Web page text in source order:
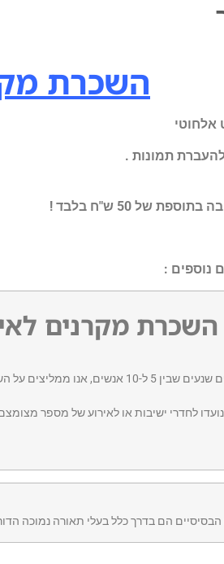
השכרת
אלחוטי
תמונות .
של 50 ש"ח בלבד !
נוספים :
מקרנים
השכרת מקרן בסיסי נועד עבור אירועים שנעים
לחדרי ישיבות או לאירוע של מספר
הם בדרך כלל בעלי תאורה נמוכה